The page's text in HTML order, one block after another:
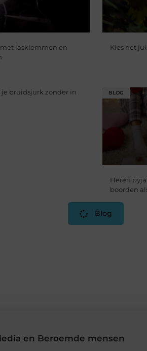
lasklemmen en
Kies het
je bruidsjurk zonder in
BLOG
Heren
boorden
Blog
en Beroemde mensen